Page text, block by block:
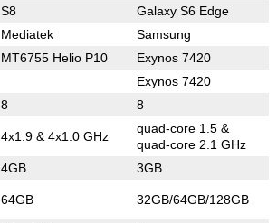
S8 Galaxy S6 Edge
Mediatek Samsung
MT6755 Helio P10 Exynos 7420
Exynos 7420
8 8
4x1.9 & 4x1.0 GHz
quad-core 1.5 &
quad-core 2.1 GHz
4GB 3GB
64GB 32GB/64GB/128GB